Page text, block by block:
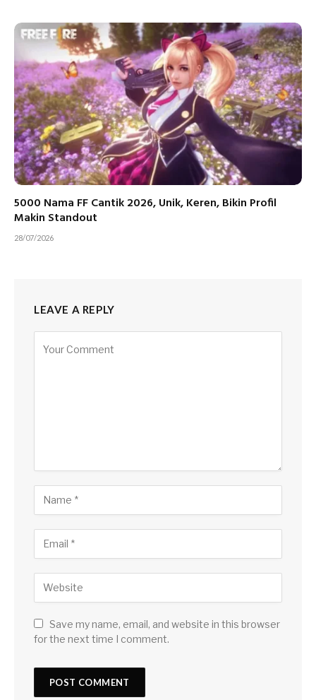
5000 Nama FF Cantik 2026, Unik, Keren, Bikin Profil
Makin Standout
28/07/2026
LEAVE A REPLY
Save my name, email, and website in this browser
for the next time I comment.